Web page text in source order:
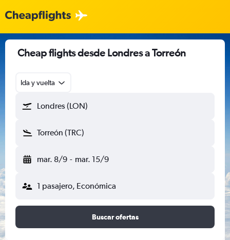
Cheap flights desde Londres a Torreón
Ida y vuelta
Londres (LON)
Torreón (TRC)
mar. 8/9 - mar. 15/9
1 pasajero, Económica
Buscar ofertas